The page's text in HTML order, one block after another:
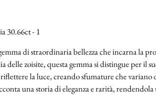
30.66ct - 1
di straordinaria bellezza che incarna la
zoisite, questa gemma si distingue per il
la luce, creando sfumature che
una storia di eleganza e rarità,